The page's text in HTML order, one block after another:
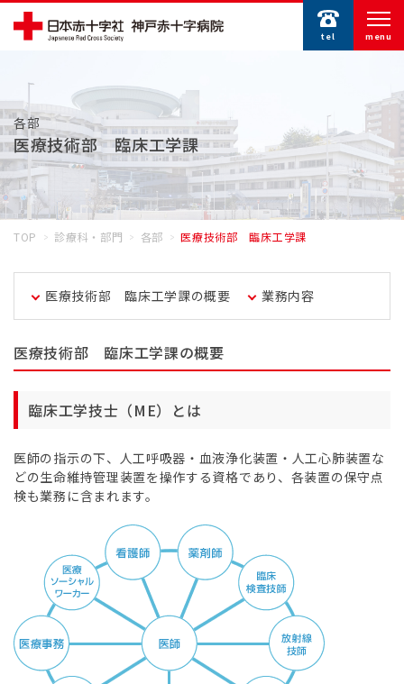
tel menu
各部
医療技術部 臨床工学課
TOP 診療科・部門 各部 医療技術部 臨床工学課
医療技術部 臨床工学課の概要 業務内容
医療技術部 臨床工学課の概要
臨床工学技士（ME）とは
医師の指示の下、人工呼吸器・血液浄化装置・人工心肺装置な
どの生命維持管理装置を操作する資格であり、各装置の保守点
検も業務に含まれます。